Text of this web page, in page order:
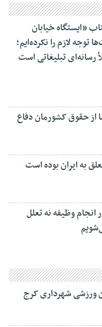
«ایستگاه خیابان
لازم را نکرده‌ایم؛
رسانه‌ای تبلیغاتی است
از حقوق کشورمان دفاع
به ایران بوده است
انجام وظیفه نه تعلل
ورزشی شهرداری کرج